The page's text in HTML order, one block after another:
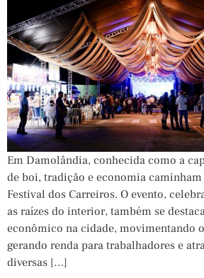
Em Damolândia, conhecida como a
de boi, tradição e economia
Festival dos Carreiros. O evento,
as raízes do interior, também se
econômico na cidade, movimentando
gerando renda para trabalhadores e
diversas […]